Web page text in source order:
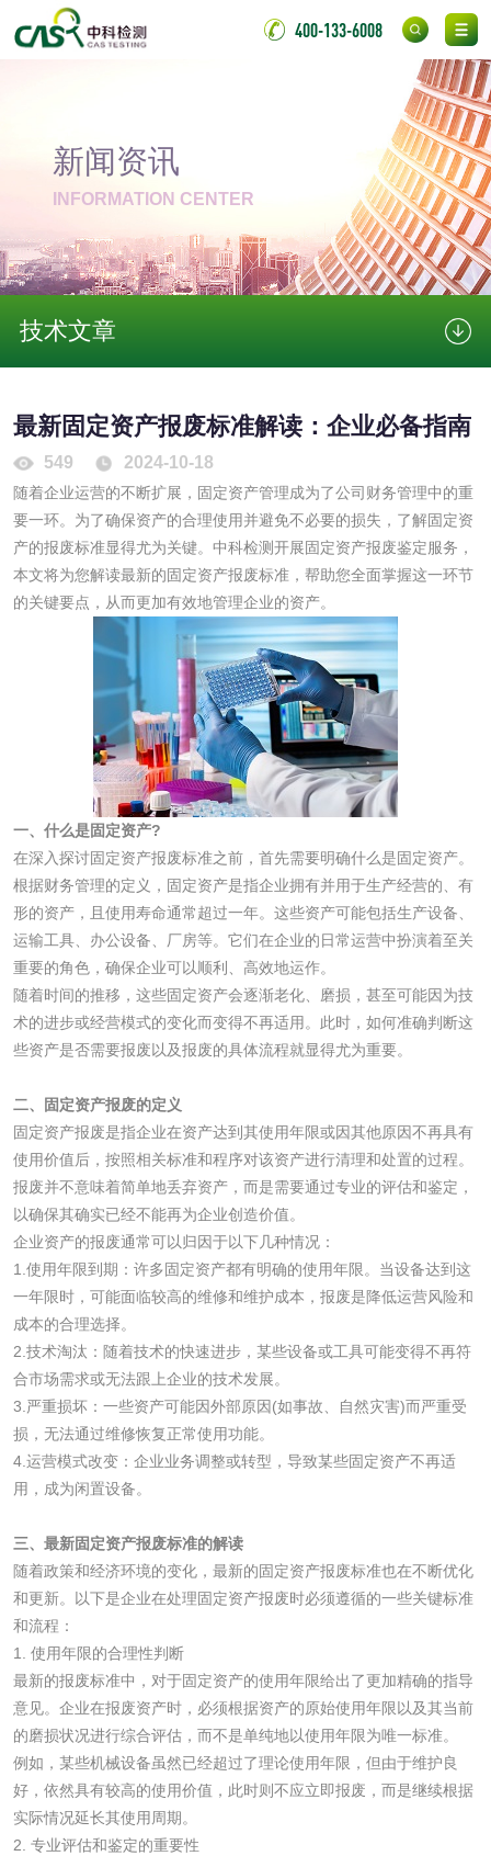
400-133-6008
新闻资讯
INFORMATION CENTER
技术文章
最新固定资产报废标准解读：企业必备指南
549 2024-10-18
随着企业运营的不断扩展，固定资产管理成为了公司财务管理中的重
要一环。为了确保资产的合理使用并避免不必要的损失，了解固定资
产的报废标准显得尤为关键。中科检测开展固定资产报废鉴定服务，
本文将为您解读最新的固定资产报废标准，帮助您全面掌握这一环节
的关键要点，从而更加有效地管理企业的资产。
一、什么是固定资产?
在深入探讨固定资产报废标准之前，首先需要明确什么是固定资产。
根据财务管理的定义，固定资产是指企业拥有并用于生产经营的、有
形的资产，且使用寿命通常超过一年。这些资产可能包括生产设备、
运输工具、办公设备、厂房等。它们在企业的日常运营中扮演着至关
重要的角色，确保企业可以顺利、高效地运作。
随着时间的推移，这些固定资产会逐渐老化、磨损，甚至可能因为技
术的进步或经营模式的变化而变得不再适用。此时，如何准确判断这
些资产是否需要报废以及报废的具体流程就显得尤为重要。
二、固定资产报废的定义
固定资产报废是指企业在资产达到其使用年限或因其他原因不再具有
使用价值后，按照相关标准和程序对该资产进行清理和处置的过程。
报废并不意味着简单地丢弃资产，而是需要通过专业的评估和鉴定，
以确保其确实已经不能再为企业创造价值。
企业资产的报废通常可以归因于以下几种情况：
1.使用年限到期：许多固定资产都有明确的使用年限。当设备达到这
一年限时，可能面临较高的维修和维护成本，报废是降低运营风险和
成本的合理选择。
2.技术淘汰：随着技术的快速进步，某些设备或工具可能变得不再符
合市场需求或无法跟上企业的技术发展。
3.严重损坏：一些资产可能因外部原因(如事故、自然灾害)而严重受
损，无法通过维修恢复正常使用功能。
4.运营模式改变：企业业务调整或转型，导致某些固定资产不再适
用，成为闲置设备。
三、最新固定资产报废标准的解读
随着政策和经济环境的变化，最新的固定资产报废标准也在不断优化
和更新。以下是企业在处理固定资产报废时必须遵循的一些关键标准
和流程：
1. 使用年限的合理性判断
最新的报废标准中，对于固定资产的使用年限给出了更加精确的指导
意见。企业在报废资产时，必须根据资产的原始使用年限以及其当前
的磨损状况进行综合评估，而不是单纯地以使用年限为唯一标准。
例如，某些机械设备虽然已经超过了理论使用年限，但由于维护良
好，依然具有较高的使用价值，此时则不应立即报废，而是继续根据
实际情况延长其使用周期。
2. 专业评估和鉴定的重要性
化妆品急性经口毒
化妆品皮肤变态反
应试验
日化产品
洗衣液检测 洗涤剂检测
花露水检测 蚊香液检测
日化产品毒理检测
水处理剂
水处理药剂检测 聚丙烯酰胺检测
工业乳状氢氧化钙
检测
铝酸钙检测
三氯异氰尿酸检测 磷酸二氢铵检测
碳酸钙检测
活性炭
活性炭检测 煤质颗粒活性炭检
测
脱硫脱硝活性炭检
测
煤质活性炭检测
检测
农药肥料
肥料检测 微生物肥料检测
化肥检测 微生物菌剂检测
磷酸肥料检测
化工试剂
化工助剂检测 涂料助剂检测
工业用氯化铵检测
颜料油墨